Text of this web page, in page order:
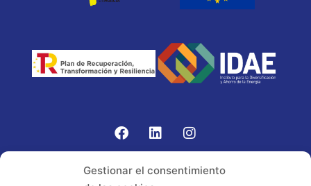
Gestionar el consentimiento